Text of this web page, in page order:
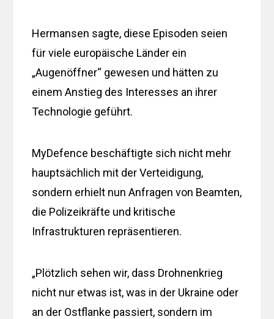
Hermansen sagte, diese Episoden seien
für viele europäische Länder ein
„Augenöffner“ gewesen und hätten zu
einem Anstieg des Interesses an ihrer
Technologie geführt.
MyDefence beschäftigte sich nicht mehr
hauptsächlich mit der Verteidigung,
sondern erhielt nun Anfragen von Beamten,
die Polizeikräfte und kritische
Infrastrukturen repräsentieren.
„Plötzlich sehen wir, dass Drohnenkrieg
nicht nur etwas ist, was in der Ukraine oder
an der Ostflanke passiert, sondern im